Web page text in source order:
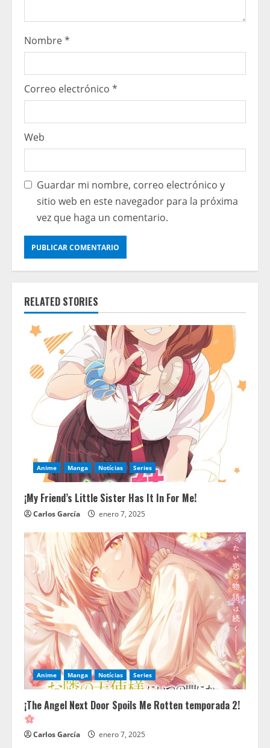
Nombre*
Correo electrónico *
Web
Guardar mi nombre, correo electrónico y
sitio web en este navegador para la próxima
vez que haga un comentario.
RELATED STORIES
Anime Manga Notícias Series
¡My Friend’s Little Sister Has It In For Me!
Carlos García enero 7, 2025
Anime Manga Notícias Series
¡The Angel Next Door Spoils Me Rotten temporada 2!
Carlos García enero 7, 2025